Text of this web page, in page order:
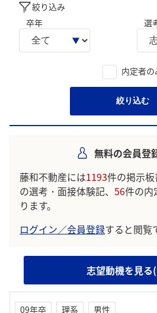
絞り込み
卒年
選
内定者の
絞り込む
無料の会員登
藤和不動産には1193件の掲示
の選考・面接体験記、 56件の内
ります。
ログイン／会員登録すると閲覧
志望動機を見る
09年卒 理系
男性